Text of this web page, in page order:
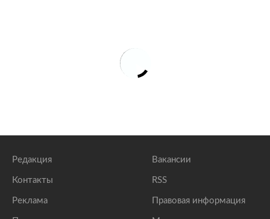
Редакция
Контакты
Реклама
Вакансии
RSS
Правовая информация